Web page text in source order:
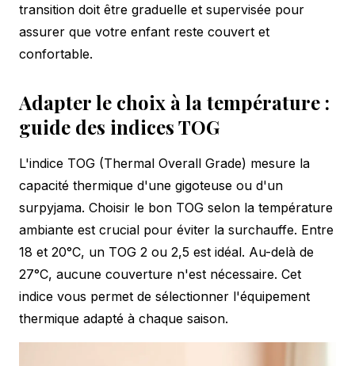
transition doit être graduelle et supervisée pour
assurer que votre enfant reste couvert et
confortable.
Adapter le choix à la température :
guide des indices TOG
L'indice TOG (Thermal Overall Grade) mesure la
capacité thermique d'une gigoteuse ou d'un
surpyjama. Choisir le bon TOG selon la température
ambiante est crucial pour éviter la surchauffe. Entre
18 et 20°C, un TOG 2 ou 2,5 est idéal. Au-delà de
27°C, aucune couverture n'est nécessaire. Cet
indice vous permet de sélectionner l'équipement
thermique adapté à chaque saison.